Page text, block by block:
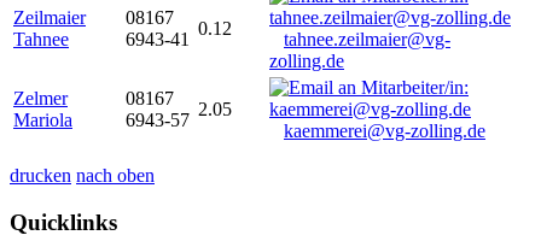
Zeilmaier
Tahnee
08167
6943-41
0.12
tahnee.zeilmaier@vg-
zolling.de
Zelmer
Mariola
08167
6943-57
2.05
kaemmerei@vg-zolling.de
drucken nach oben
Quicklinks